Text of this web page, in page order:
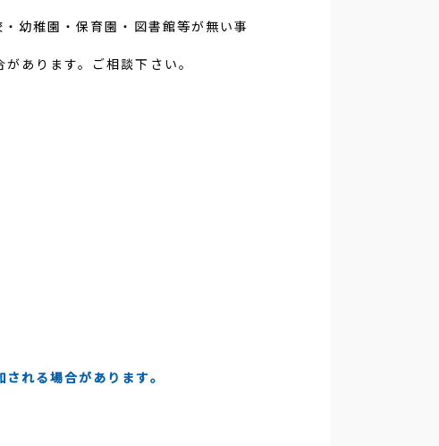
幼稚園・保育園・図書館等が無い事
あります。ご相談下さい。
れる場合があります。